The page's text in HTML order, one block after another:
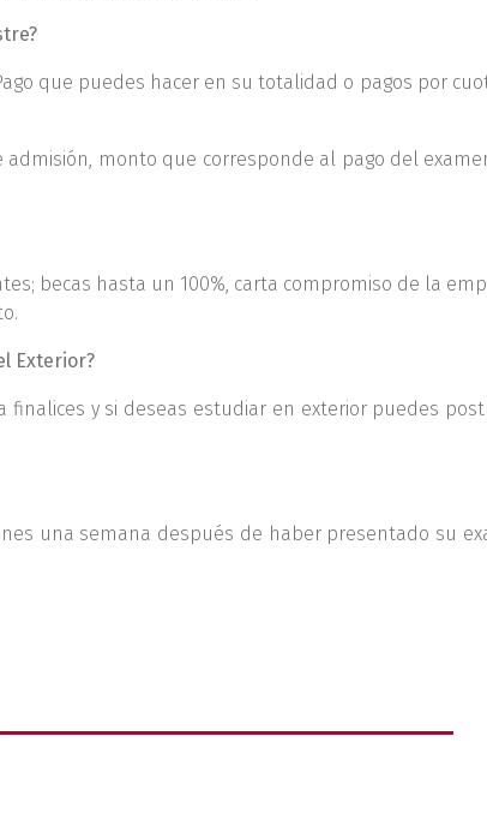
que puedes hacer en su totalidad o pagos por
monto que corresponde al pago del
becas hasta un 100%, carta compromiso de la
Exterior?
y si deseas estudiar en exterior puedes
una semana después de haber presentado su